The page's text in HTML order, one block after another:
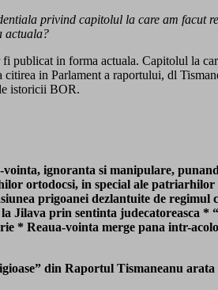
privind capitolul la care am facut
actuala?
publicat in forma actuala. Capitolul la
in Parlament a raportului, dl
istoricii BOR.
vointa, ignoranta si manipulare,
ortodocsi, in special ale
prigoanei dezlantuite de
Jilava prin sentinta judecatoreasca *
* Reaua-vointa merge pana intr-
din Raportul Tismaneanu